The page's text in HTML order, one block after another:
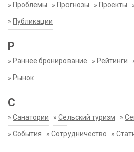
» Проблемы » Прогнозы » Проекты
» Публикации
Р
» Раннее бронирование » Рейтинги
» Рынок
С
» Санатории » Сельский туризм »
» События » Сотрудничество »